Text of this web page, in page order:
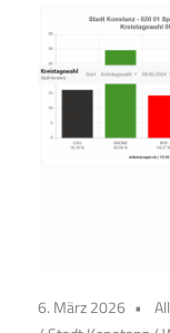
6. März 2026